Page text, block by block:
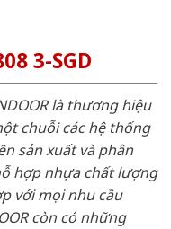
3-SGD
là thương hiệu
chuỗi các hệ thống
sản xuất và phân
hợp nhựa chất lượng
với mọi nhu cầu
còn có những